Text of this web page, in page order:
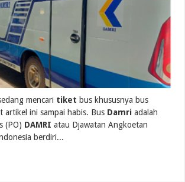
mencari tiket bus khususnya bus
artikel ini sampai habis. Bus Damri adalah
(PO) DAMRI atau Djawatan Angkoetan
berdiri...